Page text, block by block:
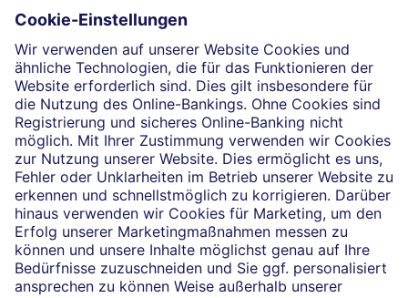
Kompetenz
Einblicke
Unsere Partnerschaften
News
Impressum